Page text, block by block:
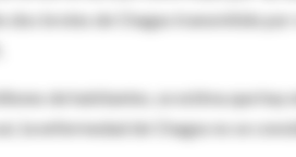
dos brotes de Chagas transmitido
de habitantes, se estima que
la enfermedad de Chagas no se